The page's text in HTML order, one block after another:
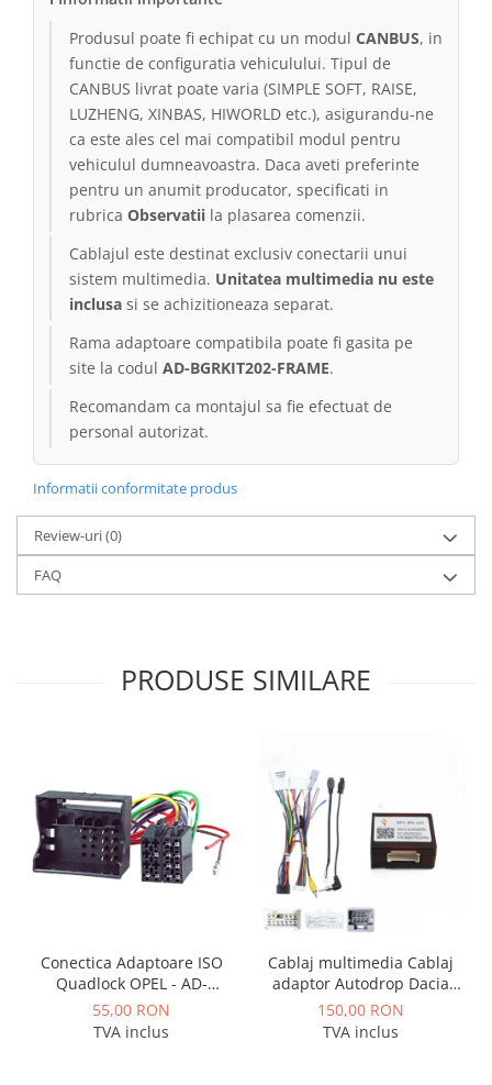
Conectică Kia
Conectică Hyundai
Conectică Mitsubishi
Lumini ambientale
Produsul poate fi echipat cu un modul CANBUS, in
functie de configuratia vehiculului. Tipul de
CANBUS livrat poate varia (SIMPLE SOFT, RAISE,
LUZHENG, XINBAS, HIWORLD etc.), asigurandu-ne
ca este ales cel mai compatibil modul pentru
vehiculul dumneavoastra. Daca aveti preferinte
pentru un anumit producator, specificati in
rubrica Observatii la plasarea comenzii.
Cablajul este destinat exclusiv conectarii unui
sistem multimedia. Unitatea multimedia nu este
inclusa si se achizitioneaza separat.
Rama adaptoare compatibila poate fi gasita pe
site la codul AD-BGRKIT202-FRAME.
Recomandam ca montajul sa fie efectuat de
personal autorizat.
Informatii conformitate produs
Review-uri(0)
FAQ
PRODUSE SIMILARE
Conectica Adaptoare ISO
Quadlock OPEL - AD-
ISOOPEL
55,00 RON
TVA inclus
Cablaj multimedia Cablaj
adaptor Autodrop Dacia
Logan / Sandero pentru
Navigatii multimedia
150,00 RON
TVA inclus